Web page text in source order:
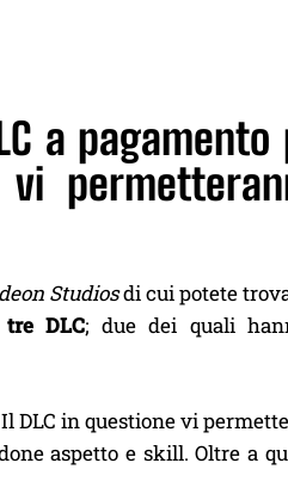
a pagamento
vi
Studiosdi cui potete
tre DLC; due dei quali
DLC in questione vi
aspetto e skill. Oltre a